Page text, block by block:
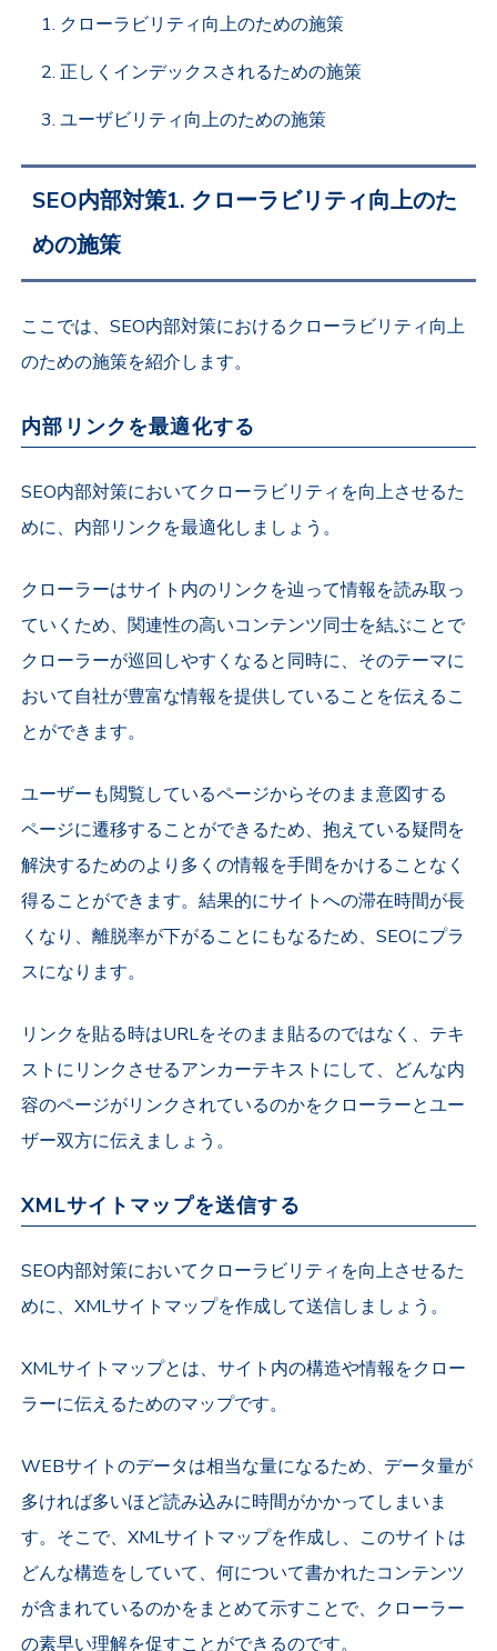
クローラビリティ向上のための施策
正しくインデックスされるための施策
ユーザビリティ向上のための施策
SEO内部対策1. クローラビリティ向上のた
めの施策
ここでは、SEO内部対策におけるクローラビリティ向上
のための施策を紹介します。
内部リンクを最適化する
SEO内部対策においてクローラビリティを向上させるた
めに、内部リンクを最適化しましょう。
クローラーはサイト内のリンクを辿って情報を読み取っ
ていくため、関連性の高いコンテンツ同士を結ぶことで
クローラーが巡回しやすくなると同時に、そのテーマに
おいて自社が豊富な情報を提供していることを伝えるこ
とができます。
ユーザーも閲覧しているページからそのまま意図する
ページに遷移することができるため、抱えている疑問を
解決するためのより多くの情報を手間をかけることなく
得ることができます。結果的にサイトへの滞在時間が長
くなり、離脱率が下がることにもなるため、SEOにプラ
スになります。
リンクを貼る時はURLをそのまま貼るのではなく、テキ
ストにリンクさせるアンカーテキストにして、どんな内
容のページがリンクされているのかをクローラーとユー
ザー双方に伝えましょう。
XMLサイトマップを送信する
SEO内部対策においてクローラビリティを向上させるた
めに、XMLサイトマップを作成して送信しましょう。
XMLサイトマップとは、サイト内の構造や情報をクロー
ラーに伝えるためのマップです。
WEBサイトのデータは相当な量になるため、データ量が
多ければ多いほど読み込みに時間がかかってしまいま
す。そこで、XMLサイトマップを作成し、このサイトは
どんな構造をしていて、何について書かれたコンテンツ
が含まれているのかをまとめて示すことで、クローラー
の素早い理解を促すことができるのです。